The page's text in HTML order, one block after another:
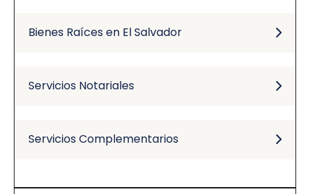
Bienes Raíces en El Salvador
Servicios Notariales
Servicios Complementarios